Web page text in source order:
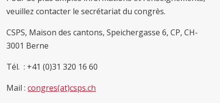
veuillez contacter le secrétariat du congrès.
CSPS, Maison des cantons, Speichergasse 6, CP, CH-
3001 Berne
Tél. : +41 (0)31 320 16 60
Mail :congres(at)csps.ch